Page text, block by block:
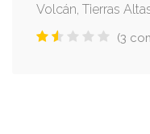
Volcán, Tierras
(3